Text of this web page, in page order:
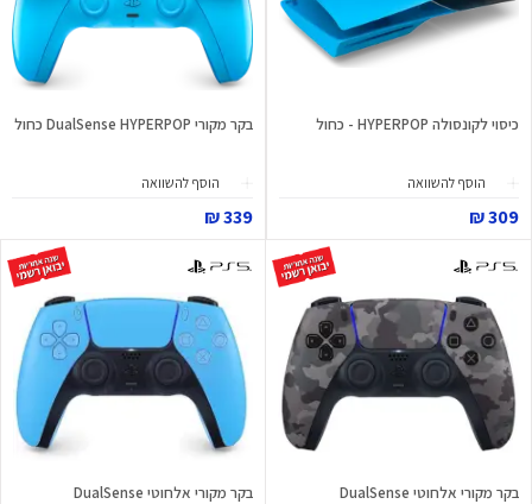
כיסוי לקונסולה HYPERPOP - כחול
הוסף להשוואה
309 ₪
בקר מקורי DualSense HYPERPOP כחול
הוסף להשוואה
339 ₪
בקר מקורי אלחוטי DualSense בקר מקורי אלחוטי DualSense